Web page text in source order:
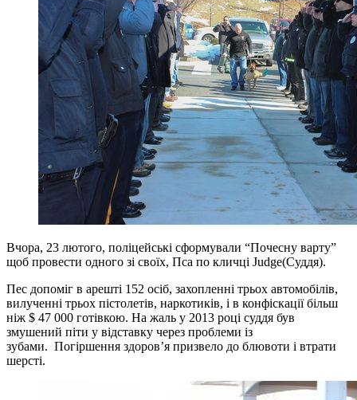
Вчора, 23 лютого, поліцейські сформували “Почесну варту”
щоб провести одного зі своїх, Пса по кличці Judge(Суддя).
Пес допоміг в арешті 152 осіб, захопленні трьох автомобілів,
вилученні трьох пістолетів, наркотиків, і в конфіскації більш
ніж $ 47 000 готівкою. На жаль у 2013 році суддя був
змушений піти у відставку через проблеми із
зубами. Погіршення здоров’я призвело до блювоти і втрати
шерсті.